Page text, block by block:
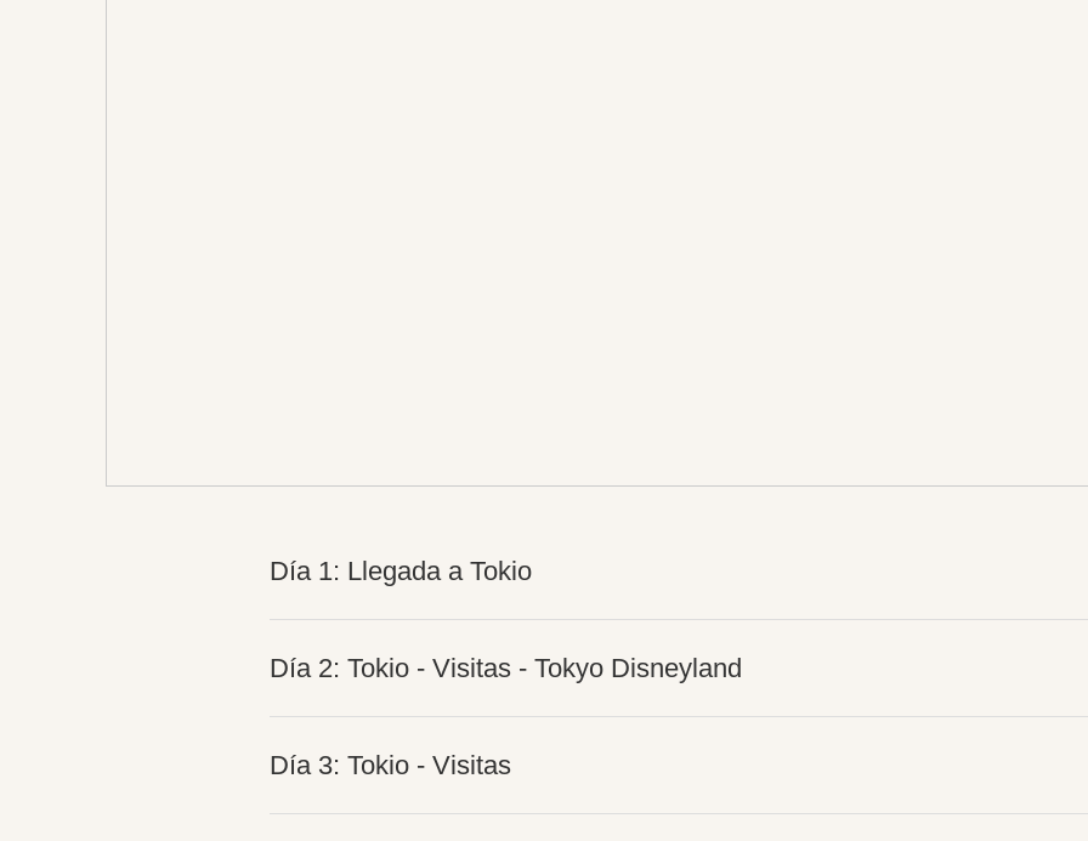
Día 1: Llegada a Tokio
Día 2: Tokio - Visitas - Tokyo Disneyland
Día 3: Tokio - Visitas